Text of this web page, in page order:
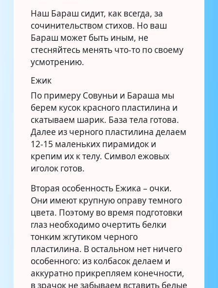
Наш Бараш сидит, как всегда, за
сочинительством стихов. Но ваш
Бараш может быть иным, не
стесняйтесь менять что-то по своему
усмотрению.
Ежик
По примеру Совуньи и Бараша мы
берем кусок красного пластилина и
скатываем шарик. База тела готова.
Далее из черного пластилина делаем
12-15 маленьких пирамидок и
крепим их к телу. Символ ежовых
иголок готов.
Вторая особенность Ежика – очки.
Они имеют крупную оправу темного
цвета. Поэтому во время подготовки
глаз необходимо очертить белки
тонким жгутиком черного
пластилина. В остальном нет ничего
особенного: из колбасок делаем и
аккуратно прикрепляем конечности,
в зрачок не забываем вставить белые